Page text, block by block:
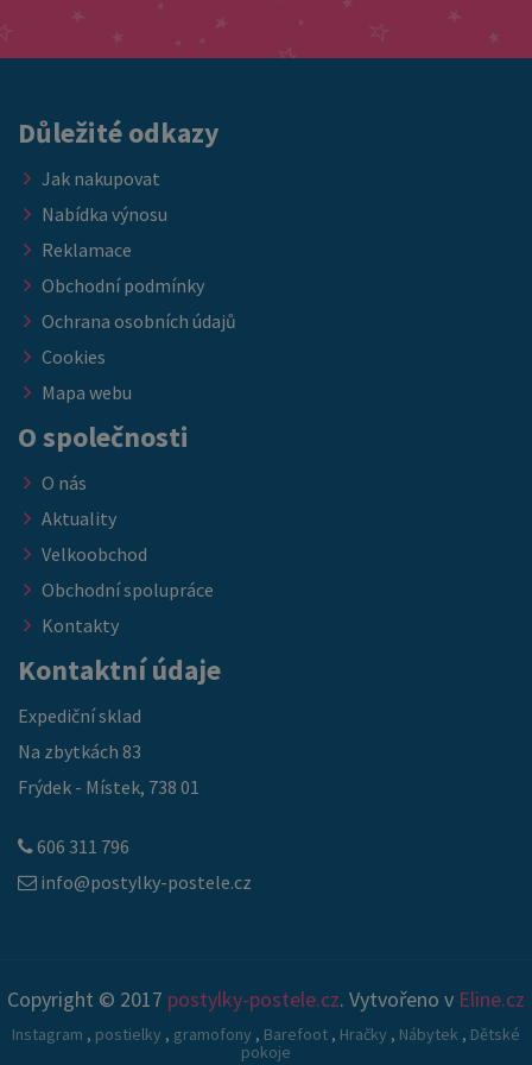
nebo ubytovacích kapacit. ➡️ Nabídka platí do vyprodání
Důležité odkazy
Jak nakupovat
Nabídka výnosu
Reklamace
Obchodní podmínky
Ochrana osobních údajů
Cookies
Mapa webu
O společnosti
O nás
Aktuality
Velkoobchod
Obchodní spolupráce
Kontakty
Kontaktní údaje
Expediční sklad
Na zbytkách 83
Frýdek - Místek, 738 01
606 311 796
info@postylky-postele.cz
Copyright © 2017 postylky-postele.cz. Vytvořeno v Eline.cz
Instagram , postielky , gramofony , Barefoot , Hračky , Nábytek , Dětské
pokoje